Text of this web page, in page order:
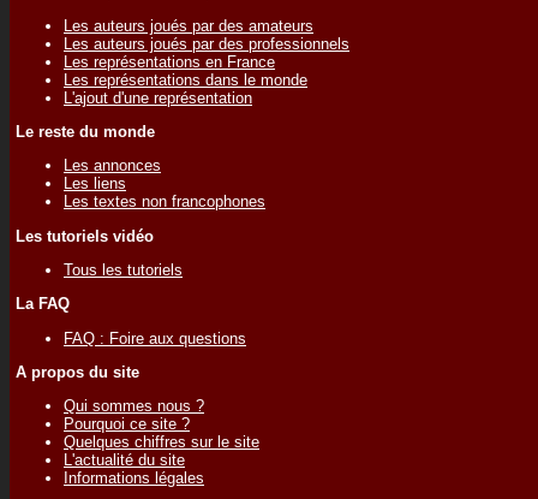
Les auteurs joués par des amateurs
Les auteurs joués par des professionnels
Les représentations en France
Les représentations dans le monde
L'ajout d'une représentation
Le reste du monde
Les annonces
Les liens
Les textes non francophones
Les tutoriels vidéo
Tous les tutoriels
La FAQ
FAQ : Foire aux questions
A propos du site
Qui sommes nous ?
Pourquoi ce site ?
Quelques chiffres sur le site
L'actualité du site
Informations légales